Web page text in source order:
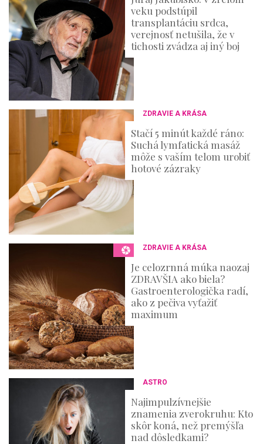
veku podstúpil
transplantáciu srdca,
verejnosť netušila, že v
tichosti zvádza aj iný boj
ZDRAVIE A KRÁSA
Stačí 5 minút každé ráno:
Suchá lymfatická masáž
môže s vaším telom urobiť
hotové zázraky
ZDRAVIE A KRÁSA
Je celozrnná múka naozaj
ZDRAVŠIA ako biela?
Gastroenterologička radí,
ako z pečiva vyťažiť
maximum
ASTRO
Najimpulzívnejšie
znamenia zverokruhu: Kto
skôr koná, než premýšľa
nad dôsledkami?